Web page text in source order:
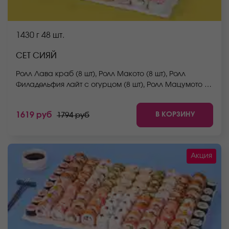
1430 г 48 шт.
СЕТ СИЯЙ
Ролл Лава краб (8 шт), Ролл Макото (8 шт), Ролл
Филадельфия лайт с огурцом (8 шт), Ролл Мацумото (8
забудьте заказать имбирь, васаби и соевый соус.
Они не входят в стоимость заказа. *Внешний вид
блюда может отличаться от фото на сайте.
1619 руб 1794 руб В КОРЗИНУ
Акция